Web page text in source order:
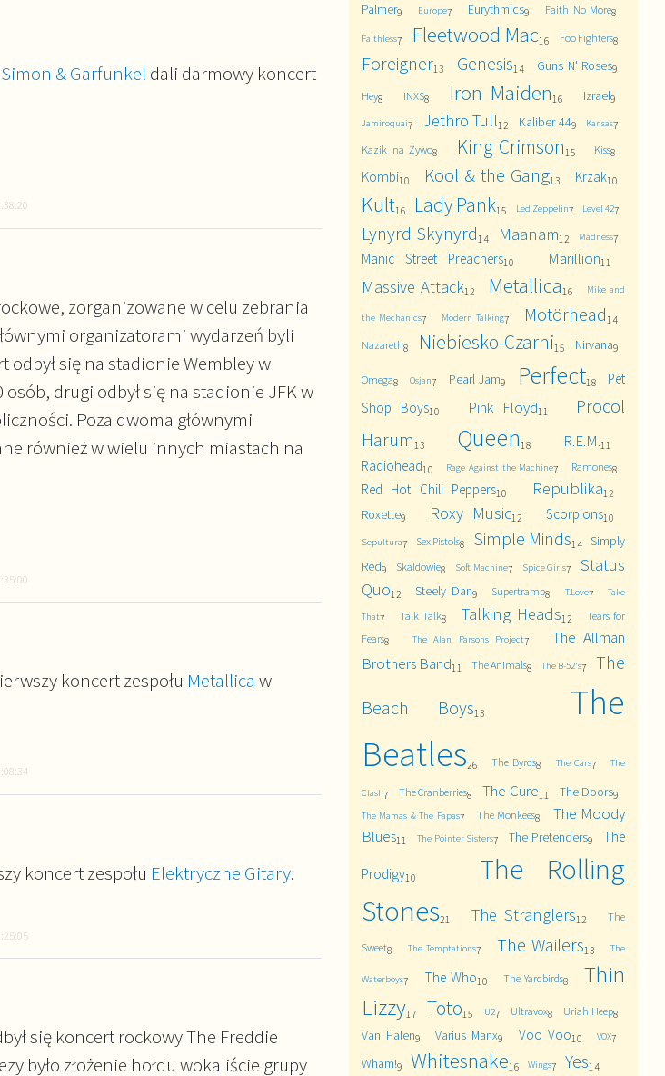
Simon & Garfunkel dali darmowy koncert
zorganizowane w celu zebrania
organizatorami wydarzeń byli
odbył się na stadionie Wembley w
drugi odbył się na stadionie JFK w
Poza dwoma głównymi
również w wielu innych miastach na
koncert zespołu Metallica w
koncert zespołu Elektryczne Gitary.
się koncert rockowy The Freddie
było złożenie hołdu wokaliście grupy
Palmer9 Europe7 Eurythmics9 Faith No More8
Faithless7 Fleetwood Mac16 Foo Fighters8
Foreigner13 Genesis14 Guns N' Roses9
Hey8 INXS8 Iron Maiden16 Izrael9
Jamiroquai7 Jethro Tull12 Kaliber 449 Kansas7
Kazik na Żywo8 King Crimson15 Kiss8
Kombi10 Kool & the Gang13 Krzak10
Kult16 Lady Pank15 Led Zeppelin7 Level 427
Lynyrd Skynyrd14 Maanam12 Madness7
Manic Street Preachers10 Marillion11
Massive Attack12 Metallica16 Mike and
the Mechanics7 Modern Talking7 Motörhead14
Nazareth8 Niebiesko-Czarni15 Nirvana9
Omega8 Osjan7 Pearl Jam9 Perfect18
Pet
Shop Boys10 Pink Floyd11
Procol
Harum13 Queen18 R.E.M.11
Radiohead10 Rage Against the Machine7 Ramones8
Red Hot Chili Peppers10 Republika12
Roxette9 Roxy Music12 Scorpions10
Sepultura7 Sex Pistols8 Simple Minds14
Simply
Red9 Skaldowie8 Soft Machine7 Spice Girls7
Status
Quo12 Steely Dan9 Supertramp8 T.Love7
Take
That7 Talk Talk8 Talking Heads12
Tears for
Fears8 The Alan Parsons Project7
The Allman
Brothers Band11 The Animals8 The B-52's7
The
Beach Boys13
The
Beatles26 The Byrds8 The Cars7 The
Clash7 The Cranberries8 The Cure11 The Doors9
The Mamas & The Papas7 The Monkees8
The Moody
Blues11 The Pointer Sisters7 The Pretenders9 The
Prodigy10
The Rolling
Stones21 The Stranglers12 The
Sweet8 The Temptations7 The Wailers13 The
Waterboys7 The Who10 The Yardbirds8
Thin
Lizzy17 Toto15 U27 Ultravox8 Uriah Heep8
Van Halen9 Varius Manx9 Voo Voo10 VOX7
Wham!9 Whitesnake16 Wings7 Yes14